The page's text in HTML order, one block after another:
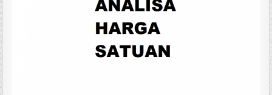
KONSTRUKSI